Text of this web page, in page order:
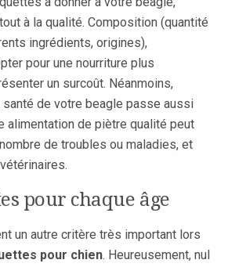
à la qualité. Composition (quantité
ingrédients, origines),
pour une nourriture plus
un surcoût. Néanmoins,
santé de votre beagle passe aussi
alimentation de piètre qualité peut
de troubles ou maladies, et
pour chaque âge
un autre critère très important lors
pour chien. Heureusement, nul